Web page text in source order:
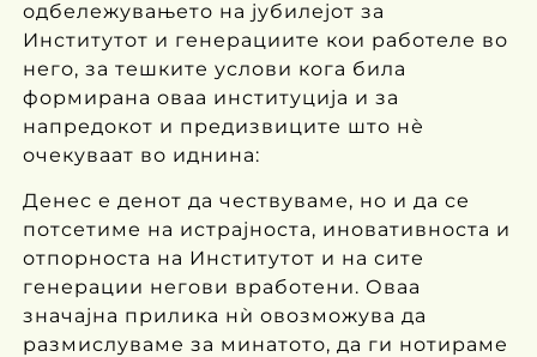
одбележувањето на јубилејот за
Институтот и генерациите кои работеле во
него, за тешките услови кога била
формирана оваа институција и за
напредокот и предизвиците што нѐ
очекуваат во иднина:
Денес е денот да чествуваме, но и да се
потсетиме на истрајноста, иновативноста и
отпорноста на Институтот и на сите
генерации негови вработени. Оваа
значајна прилика нѝ овозможува да
размислуваме за минатото, да ги нотираме